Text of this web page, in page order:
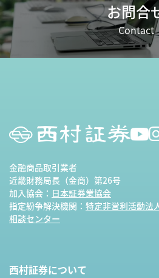
お問合
Contact
金融商品取引業者
近畿財務局長（金商）第26号
加入協会： 日本証券業協会
指定紛争解決機関： 特定非営利活動法
相談センター
西村証券について